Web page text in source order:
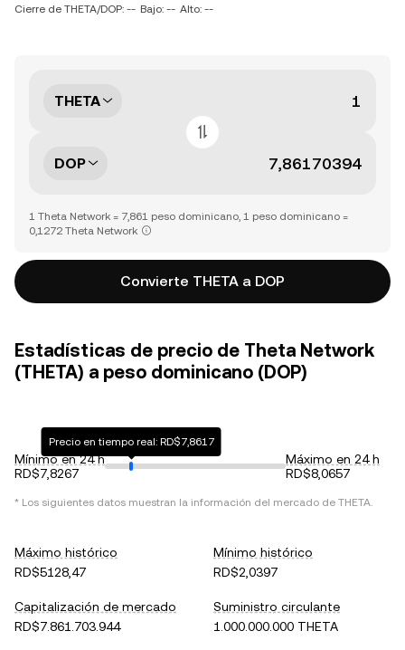
Cierre de THETA/DOP: -- Bajo: -- Alto: --
THETA
DOP
1 Theta Network = 7,861 peso dominicano, 1 peso dominicano =
0,1272 Theta Network
Convierte THETA a DOP
Estadísticas de precio de Theta Network
(THETA) a peso dominicano (DOP)
Mínimo en 24 h
RD$7,8267
Precio en tiempo real: RD$7,8617
Máximo en 24 h
RD$8,0657
* Los siguientes datos muestran la información del mercado de THETA.
Máximo histórico
RD$5128,47
Mínimo histórico
RD$2,0397
Capitalización de mercado
RD$7.861.703.944
Suministro circulante
1.000.000.000 THETA